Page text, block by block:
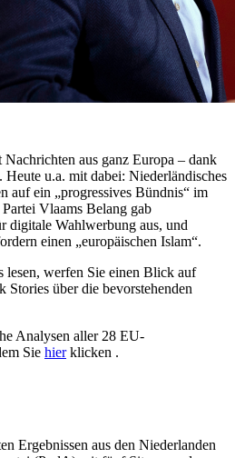
aus ganz Europa – dank
u.a. mit dabei: Niederländisches
auf ein „progressives Bündnis“ im
Vlaams Belang gab
digitale Wahlwerbung aus, und
einen „europäischen Islam“.
lesen, werfen Sie einen Blick auf
über die bevorstehenden
Analysen aller 28 EU-
Sie hierklicken .
Ergebnissen aus den Niederlanden